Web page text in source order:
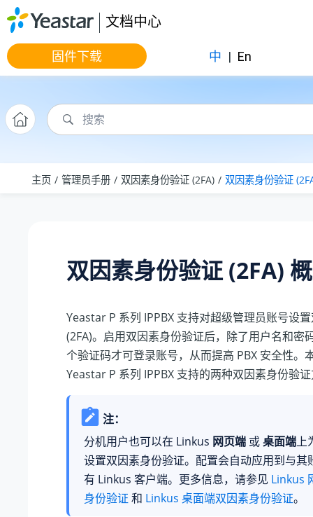
跳转到主要内容
文档中心
固件下载 中 | En
主页 管理员手册 双因素身份验证 (2FA) 双因素身份验证
双因素身份验证 (2FA)
Yeastar P 系列 IPPBX 支持对超级管理员账号设
(2FA)。启用双因素身份验证后，除了用户名和密
个验证码才可登录账号，从而提高 PBX 安全性。
Yeastar P 系列 IPPBX 支持的两种双因素身份验
注：
分机用户也可以在 Linkus 网页端或桌面端上
设置双因素身份验证。配置会自动应用到与其
有 Linkus 客户端。更多信息，请参见 Linkus
身份验证 和 Linkus 桌面端双因素身份验证。